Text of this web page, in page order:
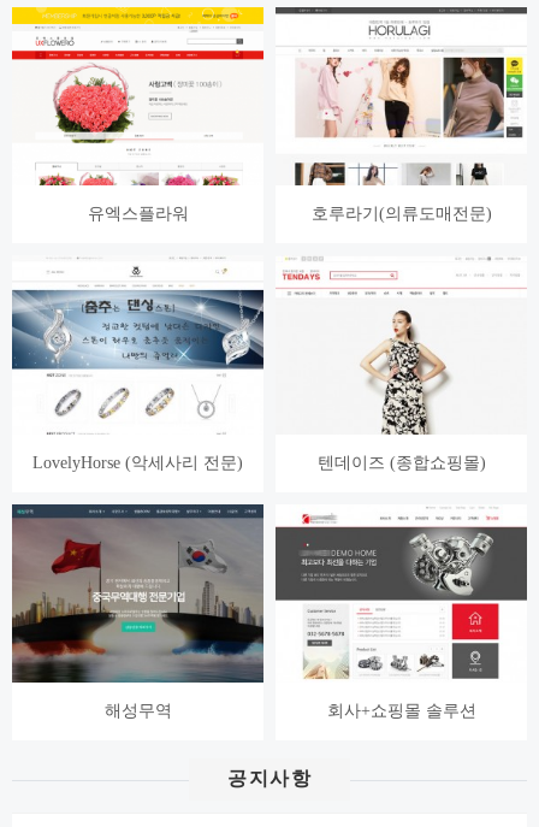
유엑스플라워 호루라기(의류도매전문)
LovelyHorse (악세사리 전문) 텐데이즈 (종합쇼핑몰)
해성무역 회사+쇼핑몰 솔루션
공지사항